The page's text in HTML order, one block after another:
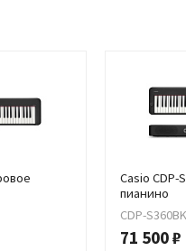
Casio
пианино
CDP-S360BK
71 500 ₽